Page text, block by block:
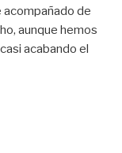
acompañado de
aunque hemos
acabando el